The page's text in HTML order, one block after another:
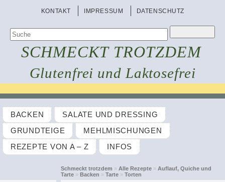
KONTAKT IMPRESSUM DATENSCHUTZ
SCHMECKT TROTZDEM
Glutenfrei und Laktosefrei
BACKEN
SALATE UND DRESSING
GRUNDTEIGE
MEHLMISCHUNGEN
REZEPTE VON A – Z
INFOS
Schmeckt trotzdem » Alle Rezepte» Auflauf, Quiche und
Tarte» Backen » Tarte» Torten